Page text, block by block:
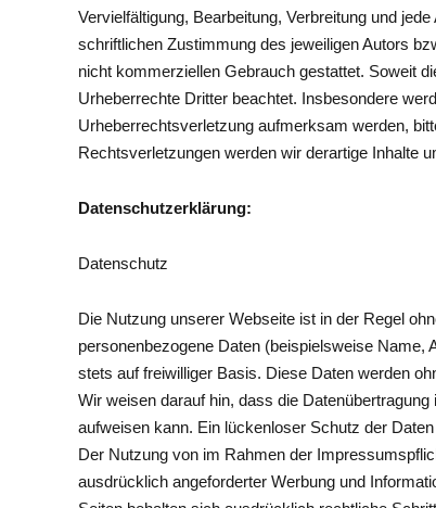
Vervielfältigung, Bearbeitung, Verbreitung und
schriftlichen Zustimmung des jeweiligen Autors
nicht kommerziellen Gebrauch gestattet. Soweit
Urheberrechte Dritter beachtet. Insbesondere
Urheberrechtsverletzung aufmerksam werden,
Rechtsverletzungen werden wir derartige Inhalte
Datenschutzerklärung:
Datenschutz
Die Nutzung unserer Webseite ist in der Regel
personenbezogene Daten (beispielsweise
stets auf freiwilliger Basis. Diese Daten werden
Wir weisen darauf hin, dass die
aufweisen kann. Ein lückenloser Schutz der
Der Nutzung von im Rahmen der
ausdrücklich angeforderter Werbung und